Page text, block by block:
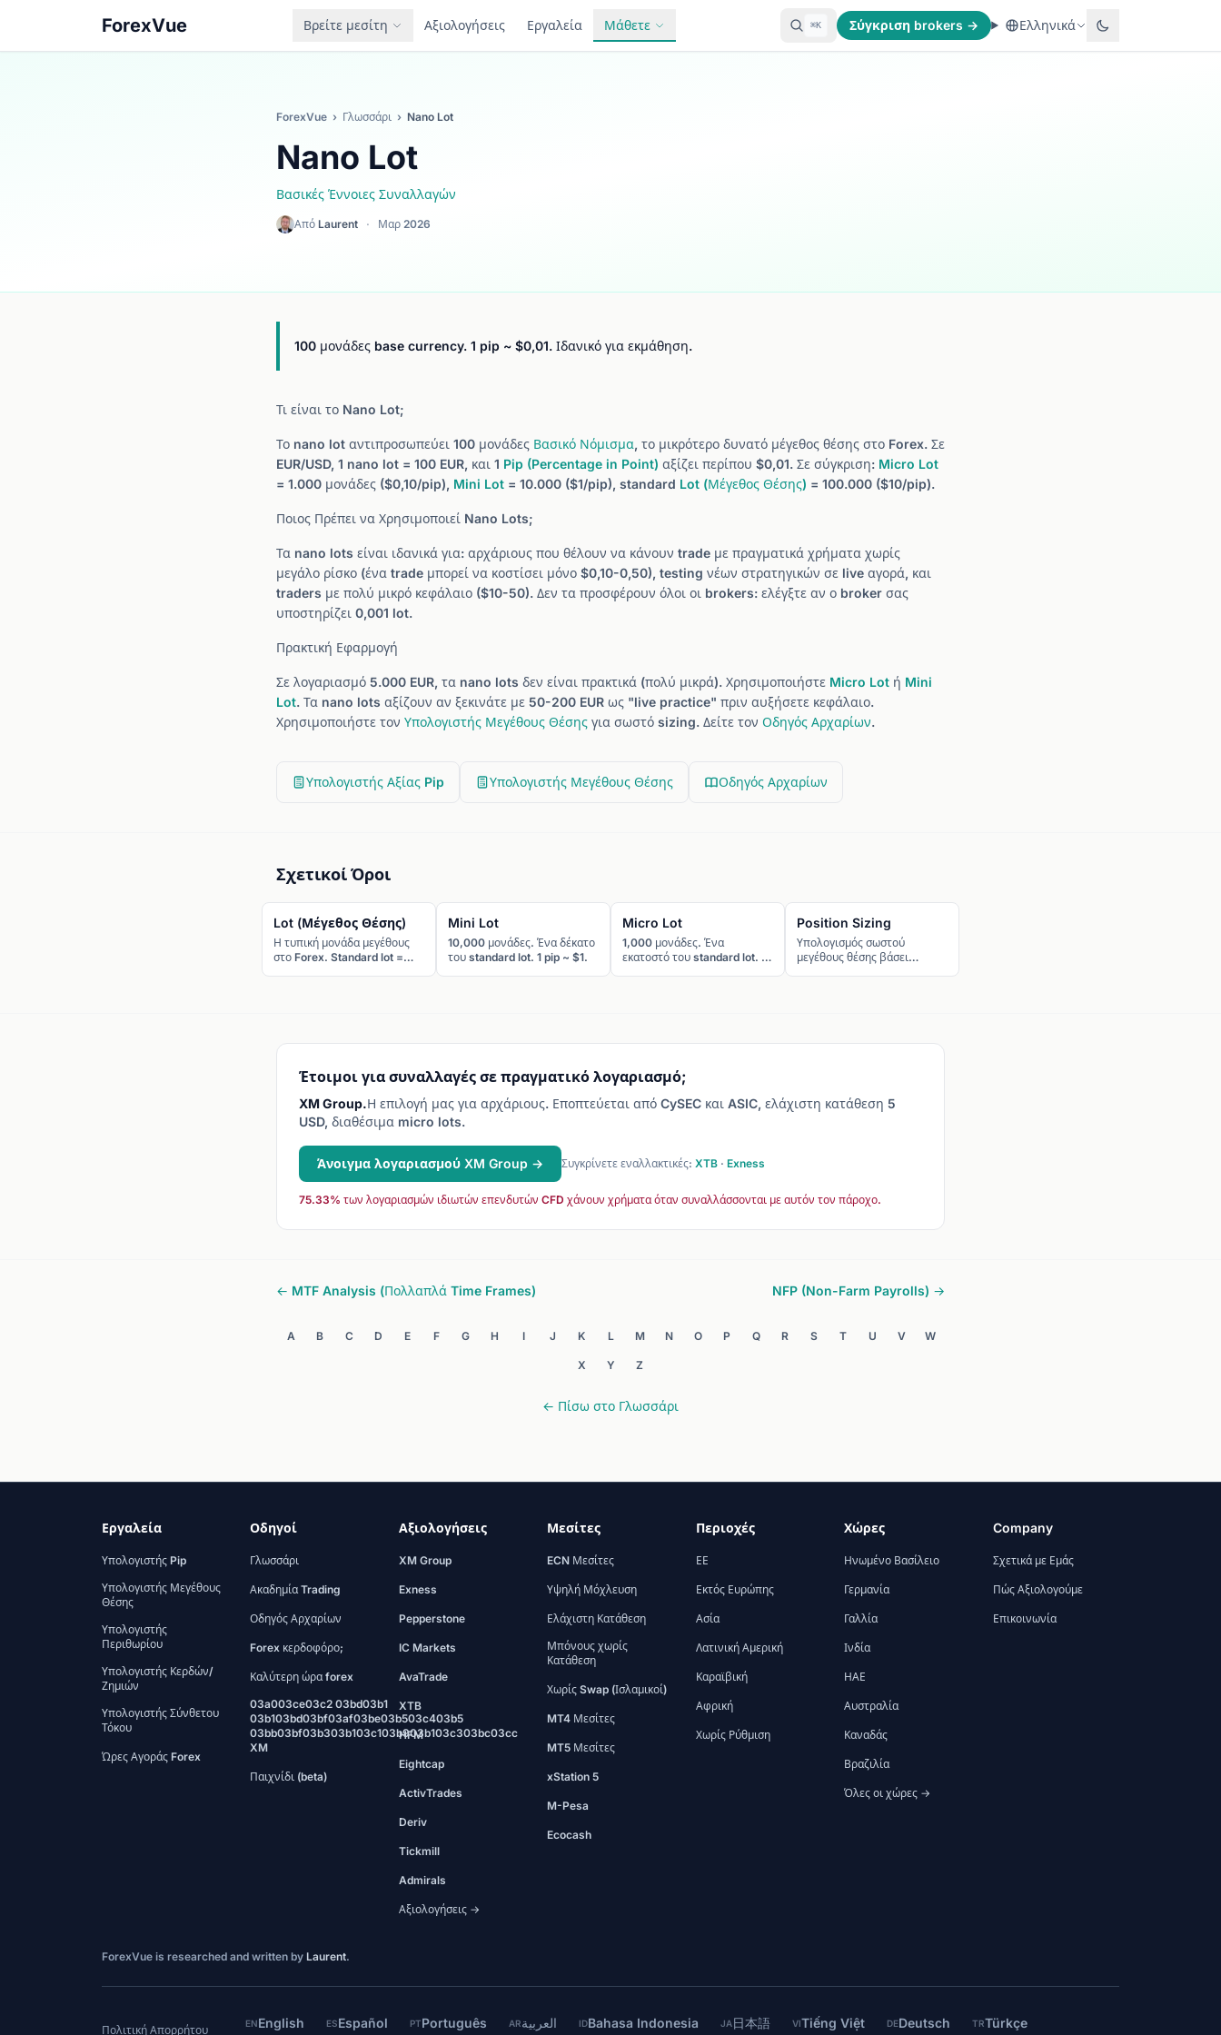
ForexVue Βρείτε μεσίτη Αξιολογήσεις Εργαλεία Μάθετε ⌘K Σύγκριση brokers → Ελληνικά
ForexVue › Γλωσσάρι › Nano Lot
Nano Lot
Βασικές Έννοιες Συναλλαγών
Από Laurent · Μαρ 2026
100 μονάδες base currency. 1 pip ~ $0,01. Ιδανικό για εκμάθηση.
Τι είναι το Nano Lot;
Το nano lot αντιπροσωπεύει 100 μονάδες Βασικό Νόμισμα, το μικρότερο δυνατό μέγεθος θέσης στο Forex. Σε
EUR/USD, 1 nano lot = 100 EUR, και 1 Pip (Percentage in Point) αξίζει περίπου $0,01. Σε σύγκριση: Micro Lot
= 1.000 μονάδες ($0,10/pip), Mini Lot = 10.000 ($1/pip), standard Lot (Μέγεθος Θέσης) = 100.000 ($10/pip).
Ποιος Πρέπει να Χρησιμοποιεί Nano Lots;
Τα nano lots είναι ιδανικά για: αρχάριους που θέλουν να κάνουν trade με πραγματικά χρήματα χωρίς
μεγάλο ρίσκο (ένα trade μπορεί να κοστίσει μόνο $0,10-0,50), testing νέων στρατηγικών σε live αγορά, και
traders με πολύ μικρό κεφάλαιο ($10-50). Δεν τα προσφέρουν όλοι οι brokers: ελέγξτε αν ο broker σας
υποστηρίζει 0,001 lot.
Πρακτική Εφαρμογή
Σε λογαριασμό 5.000 EUR, τα nano lots δεν είναι πρακτικά (πολύ μικρά). Χρησιμοποιήστε Micro Lot ή Mini
Lot. Τα nano lots αξίζουν αν ξεκινάτε με 50-200 EUR ως "live practice" πριν αυξήσετε κεφάλαιο.
Χρησιμοποιήστε τον Υπολογιστής Μεγέθους Θέσης για σωστό sizing. Δείτε τον Οδηγός Αρχαρίων.
Υπολογιστής Αξίας Pip Υπολογιστής Μεγέθους Θέσης Οδηγός Αρχαρίων
Σχετικοί Όροι
Lot (Μέγεθος Θέσης)
Η τυπική μονάδα μεγέθους
στο Forex. Standard lot =
Mini Lot
10,000 μονάδες. Ένα δέκατο
του standard lot. 1 pip ~ $1.
Micro Lot
1,000 μονάδες. Ένα
εκατοστό του standard lot. 1
Position Sizing
Υπολογισμός σωστού
μεγέθους θέσης βάσει
Έτοιμοι για συναλλαγές σε πραγματικό λογαριασμό;
XM Group.Η επιλογή μας για αρχάριους. Εποπτεύεται από CySEC και ASIC, ελάχιστη κατάθεση 5
USD, διαθέσιμα micro lots.
Άνοιγμα λογαριασμού XM Group → Συγκρίνετε εναλλακτικές: XTB · Exness
75.33% των λογαριασμών ιδιωτών επενδυτών CFD χάνουν χρήματα όταν συναλλάσσονται με αυτόν τον πάροχο.
← MTF Analysis (Πολλαπλά Time Frames) NFP (Non-Farm Payrolls) →
A B C D E F G H I J K L M N O P Q R S T U V W
X Y Z
← Πίσω στο Γλωσσάρι
Εργαλεία
Υπολογιστής Pip
Υπολογιστής Μεγέθους
Θέσης
Υπολογιστής
Περιθωρίου
Υπολογιστής Κερδών/
Ζημιών
Υπολογιστής Σύνθετου
Τόκου
Ώρες Αγοράς Forex
Οδηγοί
Γλωσσάρι
Ακαδημία Trading
Οδηγός Αρχαρίων
Forex κερδοφόρο;
Καλύτερη ώρα forex
03a003ce03c2 03bd03b1
03b103bd03bf03af03be03b503c403b5
03bb03bf03b303b103c103b903b103c303bc03cc
XM
Παιχνίδι (beta)
Αξιολογήσεις
XM Group
Exness
Pepperstone
IC Markets
AvaTrade
XTB
HFM
Eightcap
ActivTrades
Deriv
Tickmill
Admirals
Αξιολογήσεις →
Μεσίτες
ECN Μεσίτες
Υψηλή Μόχλευση
Ελάχιστη Κατάθεση
Μπόνους χωρίς
Κατάθεση
Χωρίς Swap (Ισλαμικοί)
MT4 Μεσίτες
MT5 Μεσίτες
xStation 5
M-Pesa
Ecocash
Περιοχές
ΕΕ
Εκτός Ευρώπης
Ασία
Λατινική Αμερική
Καραϊβική
Αφρική
Χωρίς Ρύθμιση
Χώρες
Ηνωμένο Βασίλειο
Γερμανία
Γαλλία
Ινδία
ΗΑΕ
Αυστραλία
Καναδάς
Βραζιλία
Όλες οι χώρες →
Company
Σχετικά με Εμάς
Πώς Αξιολογούμε
Επικοινωνία
ForexVue is researched and written by Laurent.
Πολιτική Απορρήτου ENEnglish ESEspañol PTPortuguês ARالعربية IDBahasa Indonesia JA日本語 VITiếng Việt DEDeutsch TRTürkçe